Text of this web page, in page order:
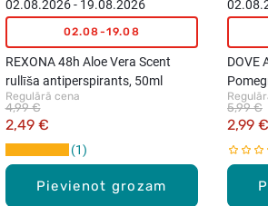
Pievienot grozam
02.08.2026 - 19.08.2026
02.08-19.08
REXONA 48h Aloe Vera Scent
rullīša antiperspirants, 50ml
Regulārā cena
2,49 €
4,99 €
1
DOVE
2,99 €
5,99 €